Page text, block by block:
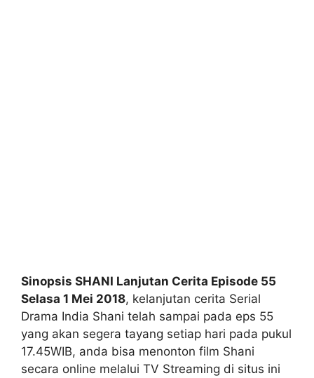
Sinopsis SHANI Lanjutan Cerita Episode 55
Selasa 1 Mei 2018, kelanjutan cerita Serial
Drama India Shani telah sampai pada eps 55
yang akan segera tayang setiap hari pada pukul
17.45WIB, anda bisa menonton film Shani
secara online melalui TV Streaming di situs ini